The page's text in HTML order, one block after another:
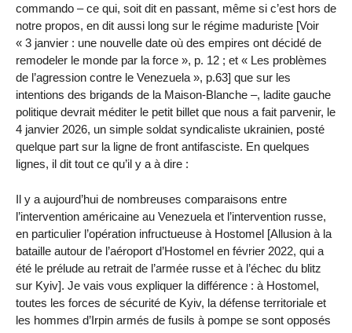
commando – ce qui, soit dit en passant, même si c’est hors de
notre propos, en dit aussi long sur le régime maduriste [Voir
« 3 janvier : une nouvelle date où des empires ont décidé de
remodeler le monde par la force », p. 12 ; et « Les problèmes
de l’agression contre le Venezuela », p.63] que sur les
intentions des brigands de la Maison-Blanche –, ladite gauche
politique devrait méditer le petit billet que nous a fait parvenir, le
4 janvier 2026, un simple soldat syndicaliste ukrainien, posté
quelque part sur la ligne de front antifasciste. En quelques
lignes, il dit tout ce qu’il y a à dire :
Il y a aujourd’hui de nombreuses comparaisons entre
l’intervention américaine au Venezuela et l’intervention russe,
en particulier l’opération infructueuse à Hostomel [Allusion à la
bataille autour de l’aéroport d’Hostomel en février 2022, qui a
été le prélude au retrait de l’armée russe et à l’échec du blitz
sur Kyiv]. Je vais vous expliquer la différence : à Hostomel,
toutes les forces de sécurité de Kyiv, la défense territoriale et
les hommes d’Irpin armés de fusils à pompe se sont opposés